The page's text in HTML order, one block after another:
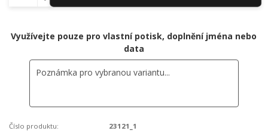
Využívejte pouze pro vlastní potisk, doplnění jména nebo
data
Číslo produktu: 23121_1